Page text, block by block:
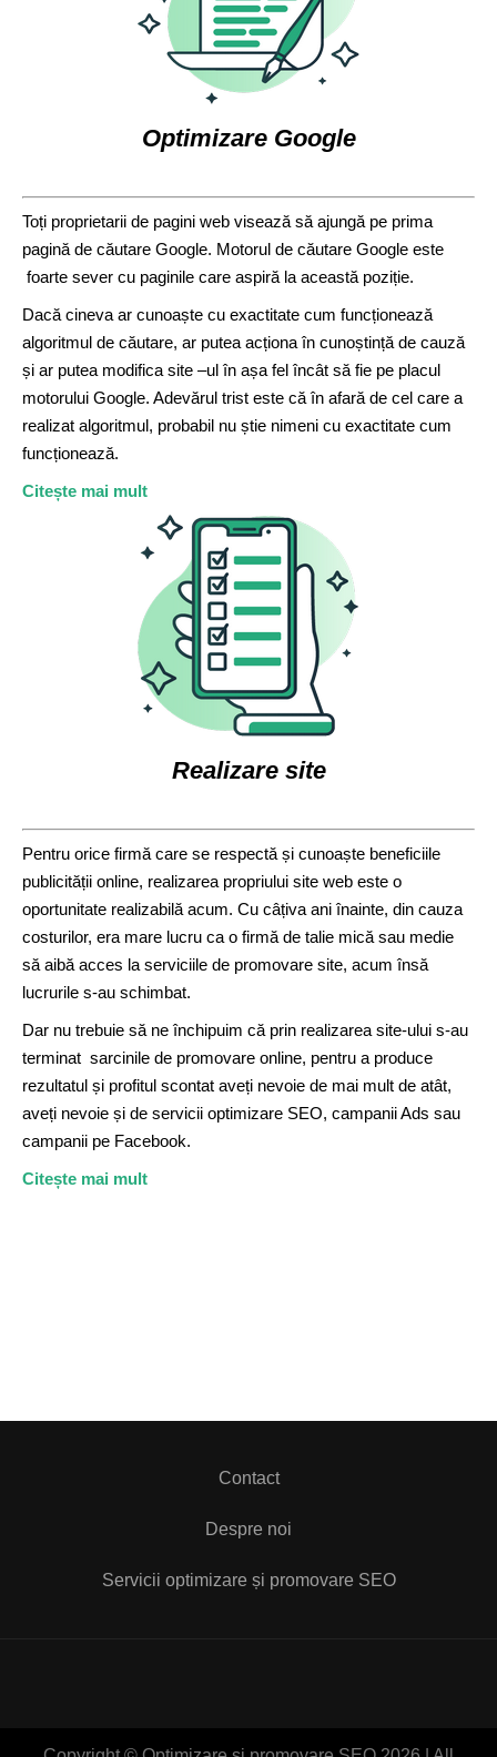
Optimizare Google
Toți proprietarii de pagini web visează să ajungă pe prima
pagină de căutare Google. Motorul de căutare Google este
foarte sever cu paginile care aspiră la această poziție.
Dacă cineva ar cunoaște cu exactitate cum funcționează
algoritmul de căutare, ar putea acționa în cunoștință de cauză
și ar putea modifica site –ul în așa fel încât să fie pe placul
motorului Google. Adevărul trist este că în afară de cel care a
realizat algoritmul, probabil nu știe nimeni cu exactitate cum
funcționează.
Citește mai mult
Realizare site
Pentru orice firmă care se respectă și cunoaște beneficiile
publicității online, realizarea propriului site web este o
oportunitate realizabilă acum. Cu câțiva ani înainte, din cauza
costurilor, era mare lucru ca o firmă de talie mică sau medie
să aibă acces la serviciile de promovare site, acum însă
lucrurile s-au schimbat.
Dar nu trebuie să ne închipuim că prin realizarea site-ului s-au
terminat sarcinile de promovare online, pentru a produce
rezultatul și profitul scontat aveți nevoie de mai mult de atât,
aveți nevoie și de servicii optimizare SEO, campanii Ads sau
campanii pe Facebook.
Citește mai mult
Contact
Despre noi
Servicii optimizare și promovare SEO